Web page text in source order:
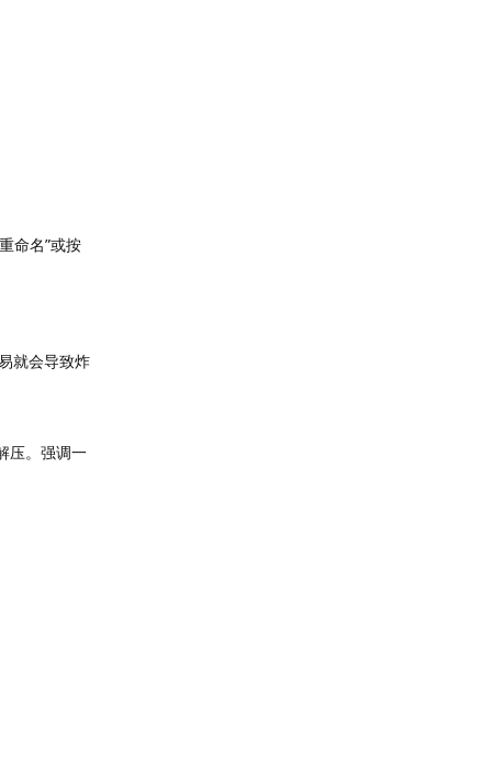
命名”或按
就会导致炸
压。强调一